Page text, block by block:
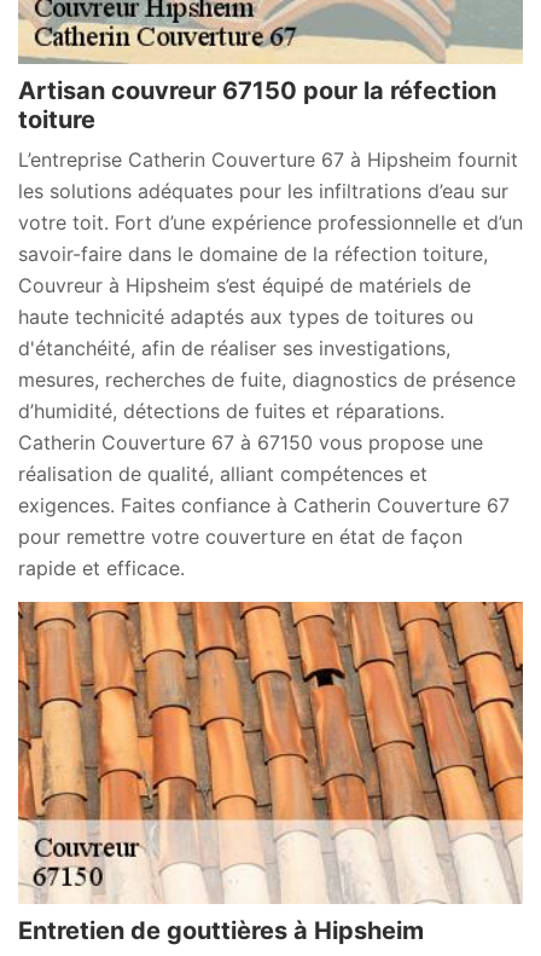
Artisan couvreur 67150 pour la réfection
toiture
L’entreprise Catherin Couverture 67 à Hipsheim fournit
les solutions adéquates pour les infiltrations d’eau sur
votre toit. Fort d’une expérience professionnelle et d’un
savoir-faire dans le domaine de la réfection toiture,
Couvreur à Hipsheim s’est équipé de matériels de
haute technicité adaptés aux types de toitures ou
d'étanchéité, afin de réaliser ses investigations,
mesures, recherches de fuite, diagnostics de présence
d’humidité, détections de fuites et réparations.
Catherin Couverture 67 à 67150 vous propose une
réalisation de qualité, alliant compétences et
exigences. Faites confiance à Catherin Couverture 67
pour remettre votre couverture en état de façon
rapide et efficace.
Entretien de gouttières à Hipsheim